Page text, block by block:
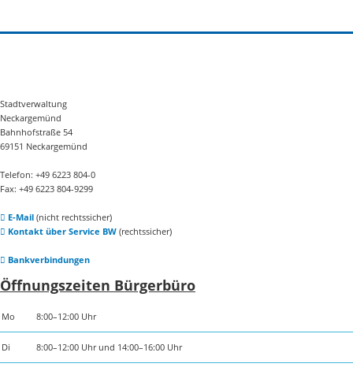
Stadtverwaltung
Neckargemünd
Bahnhofstraße 54
69151 Neckargemünd
Telefon: +49 6223 804-0
Fax: +49 6223 804-9299
E-Mail(nicht rechtssicher)
Kontakt über Service BW(rechtssicher)
Bankverbindungen
Öffnungszeiten Bürgerbüro
Mo 8:00–12:00 Uhr
Di 8:00–12:00 Uhr und 14:00–16:00 Uhr